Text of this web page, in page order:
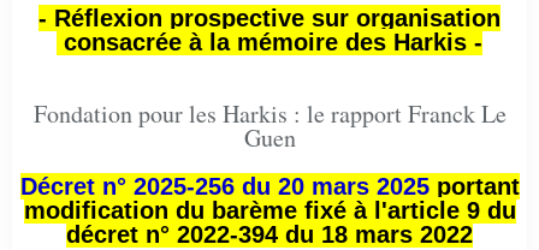
- Réflexion prospective sur organisation
consacrée à la mémoire des Harkis -
Fondation pour les Harkis : le rapport Franck Le
Guen
Décret n° 2025-256 du 20 mars 2025portant
modification du barème fixé à l'article 9 du
décret n° 2022-394 du 18 mars 2022